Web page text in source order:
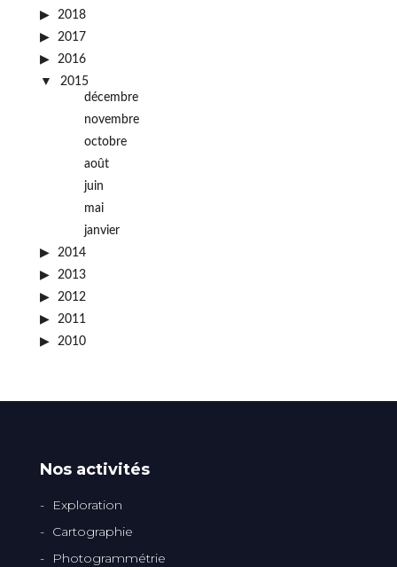
2018
2017
2016
2015
décembre
novembre
octobre
août
juin
mai
janvier
2014
2013
2012
2011
2010
Nos activités
Exploration
Cartographie
Photogrammétrie